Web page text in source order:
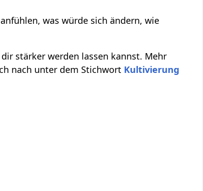
was würde sich ändern, wie
stärker werden lassen kannst. Mehr
nach unter dem Stichwort Kultivierung